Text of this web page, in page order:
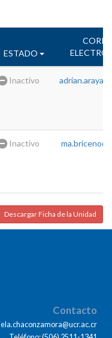
ESTADO
Inactivo
Inactivo
Descargar Ficha de la Unidad
Contacto